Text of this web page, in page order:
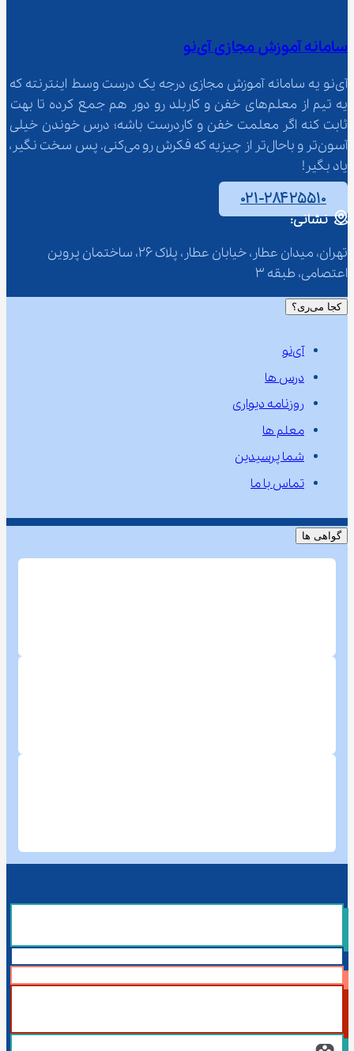
سامانه آموزش مجازی آی‌نو
آی‌نو یه سامانه آموزش مجازی درجه یک درست وسط اینترنته که
یه تیم از معلم‌‌های خفن و کاربلد رو دور هم جمع کرده تا بهت
ثابت کنه اگر معلمت خفن و کاردرست باشه؛ درس خوندن خیلی
آسون‌تر و باحال‌تر از چیزیه که فکرش رو می‌کنی. پس سخت نگیر،
یاد بگیر!
۰۲۱-۲۸۴۲۵۵۱۰
نشانی:
تهران، میدان عطار، خیابان عطار، پلاک 26، ساختمان پروین
اعتصامی، طبقه 3
کجا می‌ری؟
آی‌نو
درس ها
روزنامه دیواری
معلم ها
شما پرسیدین
تماس با ما
گواهی ها